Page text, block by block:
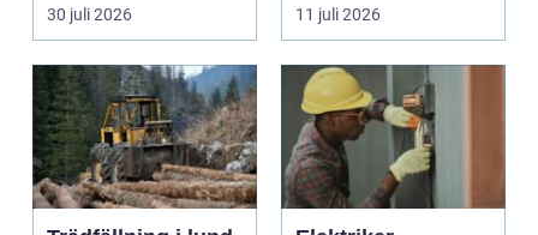
30 juli 2026 11 juli 2026